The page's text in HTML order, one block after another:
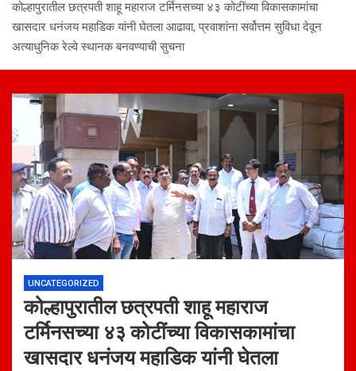
कोल्हापुरातील छत्रपती शाहू महाराज टर्मिनसच्या ४३ कोटींच्या विकासकामांचा
खासदार धनंजय महाडिक यांनी घेतला आढावा, प्रवाशांना सर्वोत्तम सुविधा देवून
अत्याधुनिक रेल्वे स्थानक बनवण्याची सुचना
UNCATEGORIZED
कोल्हापुरातील छत्रपती शाहू महाराज
टर्मिनसच्या ४३ कोटींच्या विकासकामांचा
खासदार धनंजय महाडिक यांनी घेतला